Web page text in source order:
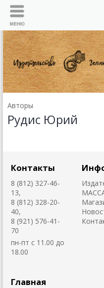
Авторы
Рудис Юрий
Контакты
8 (812) 327-46-
13,
8 (812) 328-20-
40,
8 (921) 576-41-
70
пн-пт с 11.00 до
18.00
Главная